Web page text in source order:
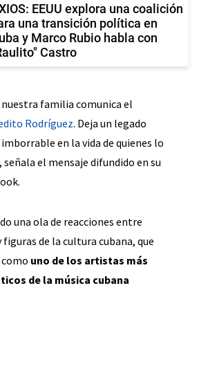
EEUU explora una coalición
una transición política en
y Marco Rubio habla con
Castro
familia comunica el
Rodríguez. Deja un legado
en la vida de quienes lo
el mensaje difundido en su
una ola de reacciones entre
de la cultura cubana, que
uno de los artistas más
de la música cubana